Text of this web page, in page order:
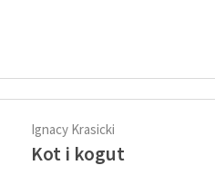
Ignacy Krasicki
Kot i kogut